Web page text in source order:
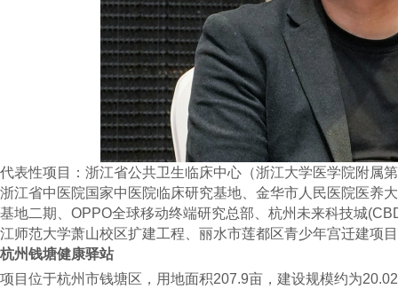
代表性项目：浙江省公共卫生临床中心（浙江大学医学院附属
浙江省中医院国家中医院临床研究基地、金华市人民医院医养
基地二期、OPPO全球移动终端研究总部、杭州未来科技城
江师范大学萧山校区扩建工程、丽水市莲都区青少年宫迁建项
杭州钱塘健康驿站
项目位于杭州市钱塘区，用地面积207.9亩，建设规模约为